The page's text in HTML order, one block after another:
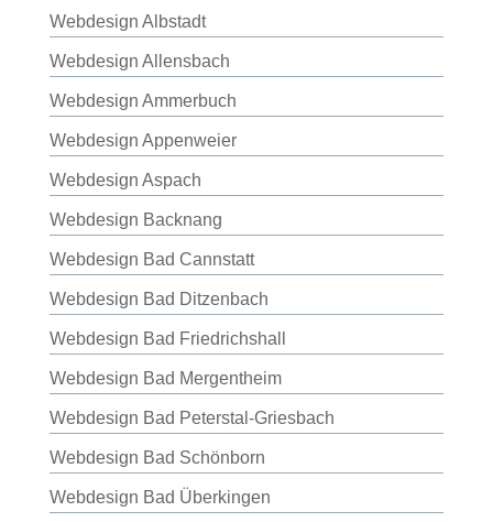
Webdesign Albstadt
Webdesign Allensbach
Webdesign Ammerbuch
Webdesign Appenweier
Webdesign Aspach
Webdesign Backnang
Webdesign Bad Cannstatt
Webdesign Bad Ditzenbach
Webdesign Bad Friedrichshall
Webdesign Bad Mergentheim
Webdesign Bad Peterstal-Griesbach
Webdesign Bad Schönborn
Webdesign Bad Überkingen